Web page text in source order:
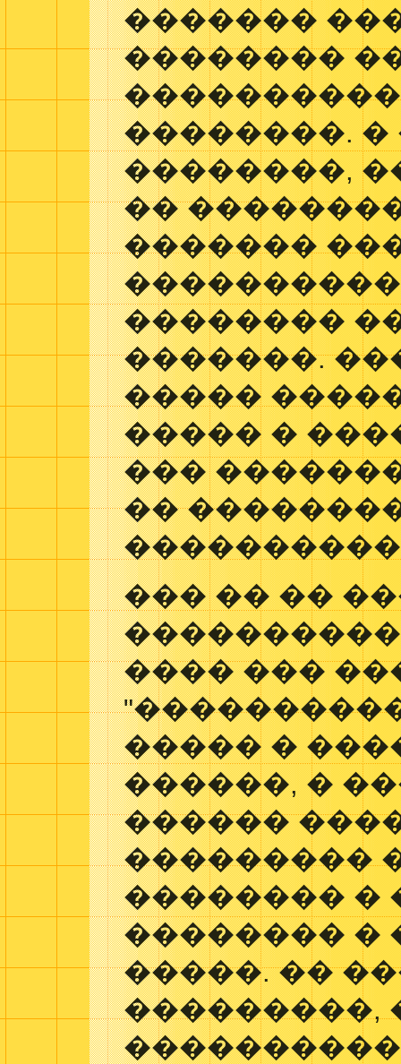
�������
��������
��������.
��������,
��
�������
��������
�������.
�����
����� �
���
��
��� �� ��
���� ���
����� �
������, �
������
���������
�������� �
�������� �
�����. ��
���������,